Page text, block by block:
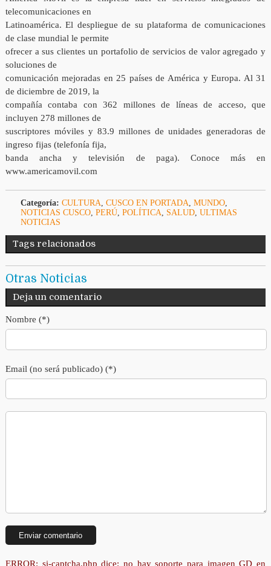
telecomunicaciones en
Latinoamérica. El despliegue de su plataforma de comunicaciones
de clase mundial le permite
ofrecer a sus clientes un portafolio de servicios de valor agregado y
soluciones de
comunicación mejoradas en 25 países de América y Europa. Al 31
de diciembre de 2019, la
compañía contaba con 362 millones de líneas de acceso, que
incluyen 278 millones de
suscriptores móviles y 83.9 millones de unidades generadoras de
ingreso fijas (telefonía fija,
banda ancha y televisión de paga). Conoce más en
www.americamovil.com
Categoría: CULTURA, CUSCO EN PORTADA, MUNDO,
NOTICIAS CUSCO, PERÚ, POLÍTICA, SALUD, ULTIMAS
NOTICIAS
Tags relacionados
Otras Noticias
Deja un comentario
Nombre (*)
Email (no será publicado) (*)
ERROR: si-captcha.php dice: no hay soporte para imagen GD en